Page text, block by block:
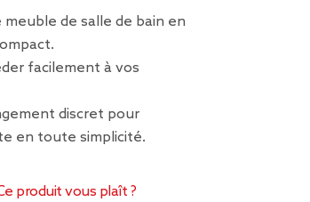
de salle de bain en
facilement à vos
discret pour
en toute simplicité.
produit vous plaît ?